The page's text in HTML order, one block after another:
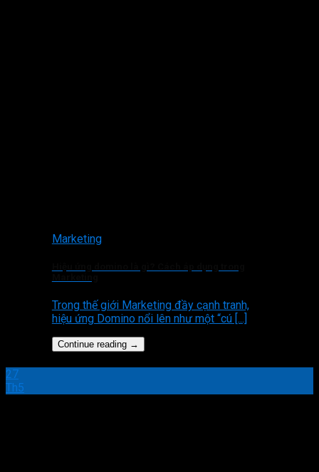
Marketing
Trong thế giới Marketing đầy cạnh tranh,
hiệu ứng Domino nổi lên như một “cú [...]
Continue reading →
27
Th5